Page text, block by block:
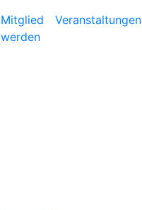
Mitglied
werden
Veranstaltungen